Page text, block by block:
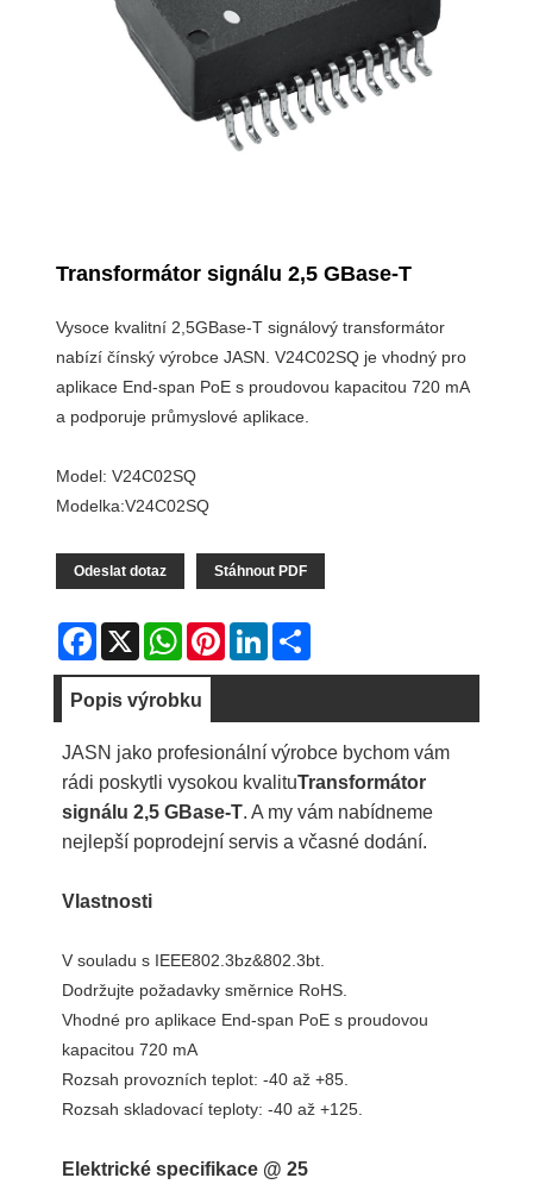
Transformátor signálu 2,5 GBase-T
Vysoce kvalitní 2,5GBase-T signálový transformátor
nabízí čínský výrobce JASN. V24C02SQ je vhodný pro
aplikace End-span PoE s proudovou kapacitou 720 mA
a podporuje průmyslové aplikace.
Model: V24C02SQ
Modelka:V24C02SQ
Odeslat dotaz Stáhnout PDF
Facebook
X WhatsAppPinterestLinkedIn
Popis výrobku
JASN jako profesionální výrobce bychom vám
rádi poskytli vysokou kvalituTransformátor
signálu 2,5 GBase-T. A my vám nabídneme
nejlepší poprodejní servis a včasné dodání.
Vlastnosti
V souladu s IEEE802.3bz&802.3bt.
Dodržujte požadavky směrnice RoHS.
Vhodné pro aplikace End-span PoE s proudovou
kapacitou 720 mA
Rozsah provozních teplot: -40 až +85.
Rozsah skladovací teploty: -40 až +125.
Elektrické specifikace @ 25